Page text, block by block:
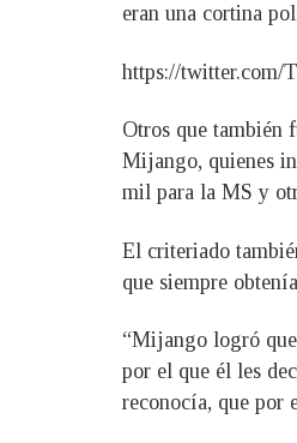
eran una cortina
https://twitter.com/
Otros que también
Mijango, quienes
mil para la MS y
El criteriado
que siempre
“Mijango logró
por el que él les
reconocía, que por